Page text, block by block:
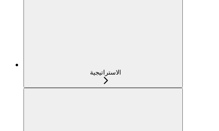
الاستراتيجية